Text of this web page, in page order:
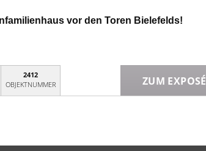
vor den Toren Bielefelds!
2412
OBJEKTNUMMER
ZUM EXPOSÉ